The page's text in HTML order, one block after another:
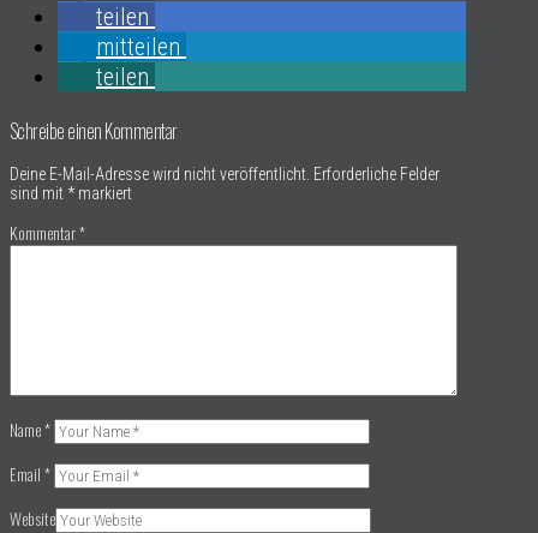
teilen
mitteilen
teilen
Schreibe einen Kommentar
Deine E-Mail-Adresse wird nicht veröffentlicht. Erforderliche Felder
sind mit * markiert
Kommentar*
Name*
Email*
Website